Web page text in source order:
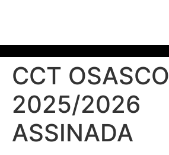
CCT OSASCO
2025/2026
ASSINADA